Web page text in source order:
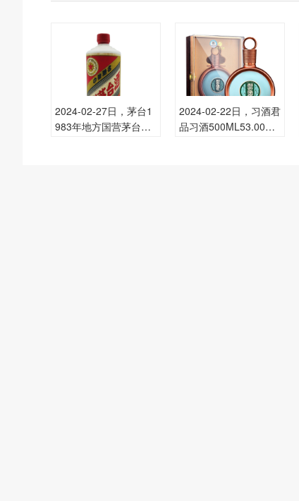
2024-02-27日，茅台1
983年地方国营茅台
2024-02-22日，习酒君
品习酒500ML53.00度